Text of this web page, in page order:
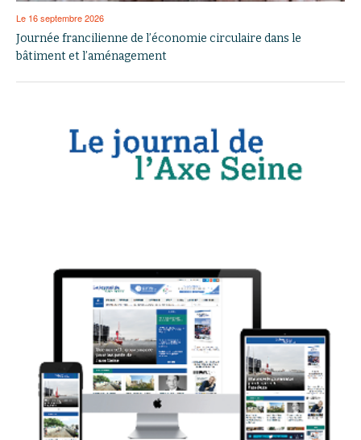
Le 16 septembre 2026
Journée francilienne de l’économie circulaire dans le
bâtiment et l’aménagement